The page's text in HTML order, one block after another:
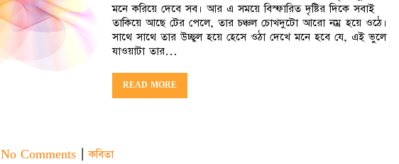
মনে করিয়ে দেবে সব। আর এ সময়ে বিস্ফারিত দৃষ্টির দিকে সবাই
তাকিয়ে আছে টের পেলে, তার চঞ্চল চোখদুটো আরো নম্র হয়ে ওঠে।
সাথে সাথে তার উচ্ছ্বল হয়ে হেসে ওঠা দেখে মনে হবে যে, এই ভুলে
যাওয়াটা তার…
READ MORE
No Comments |কবিতা